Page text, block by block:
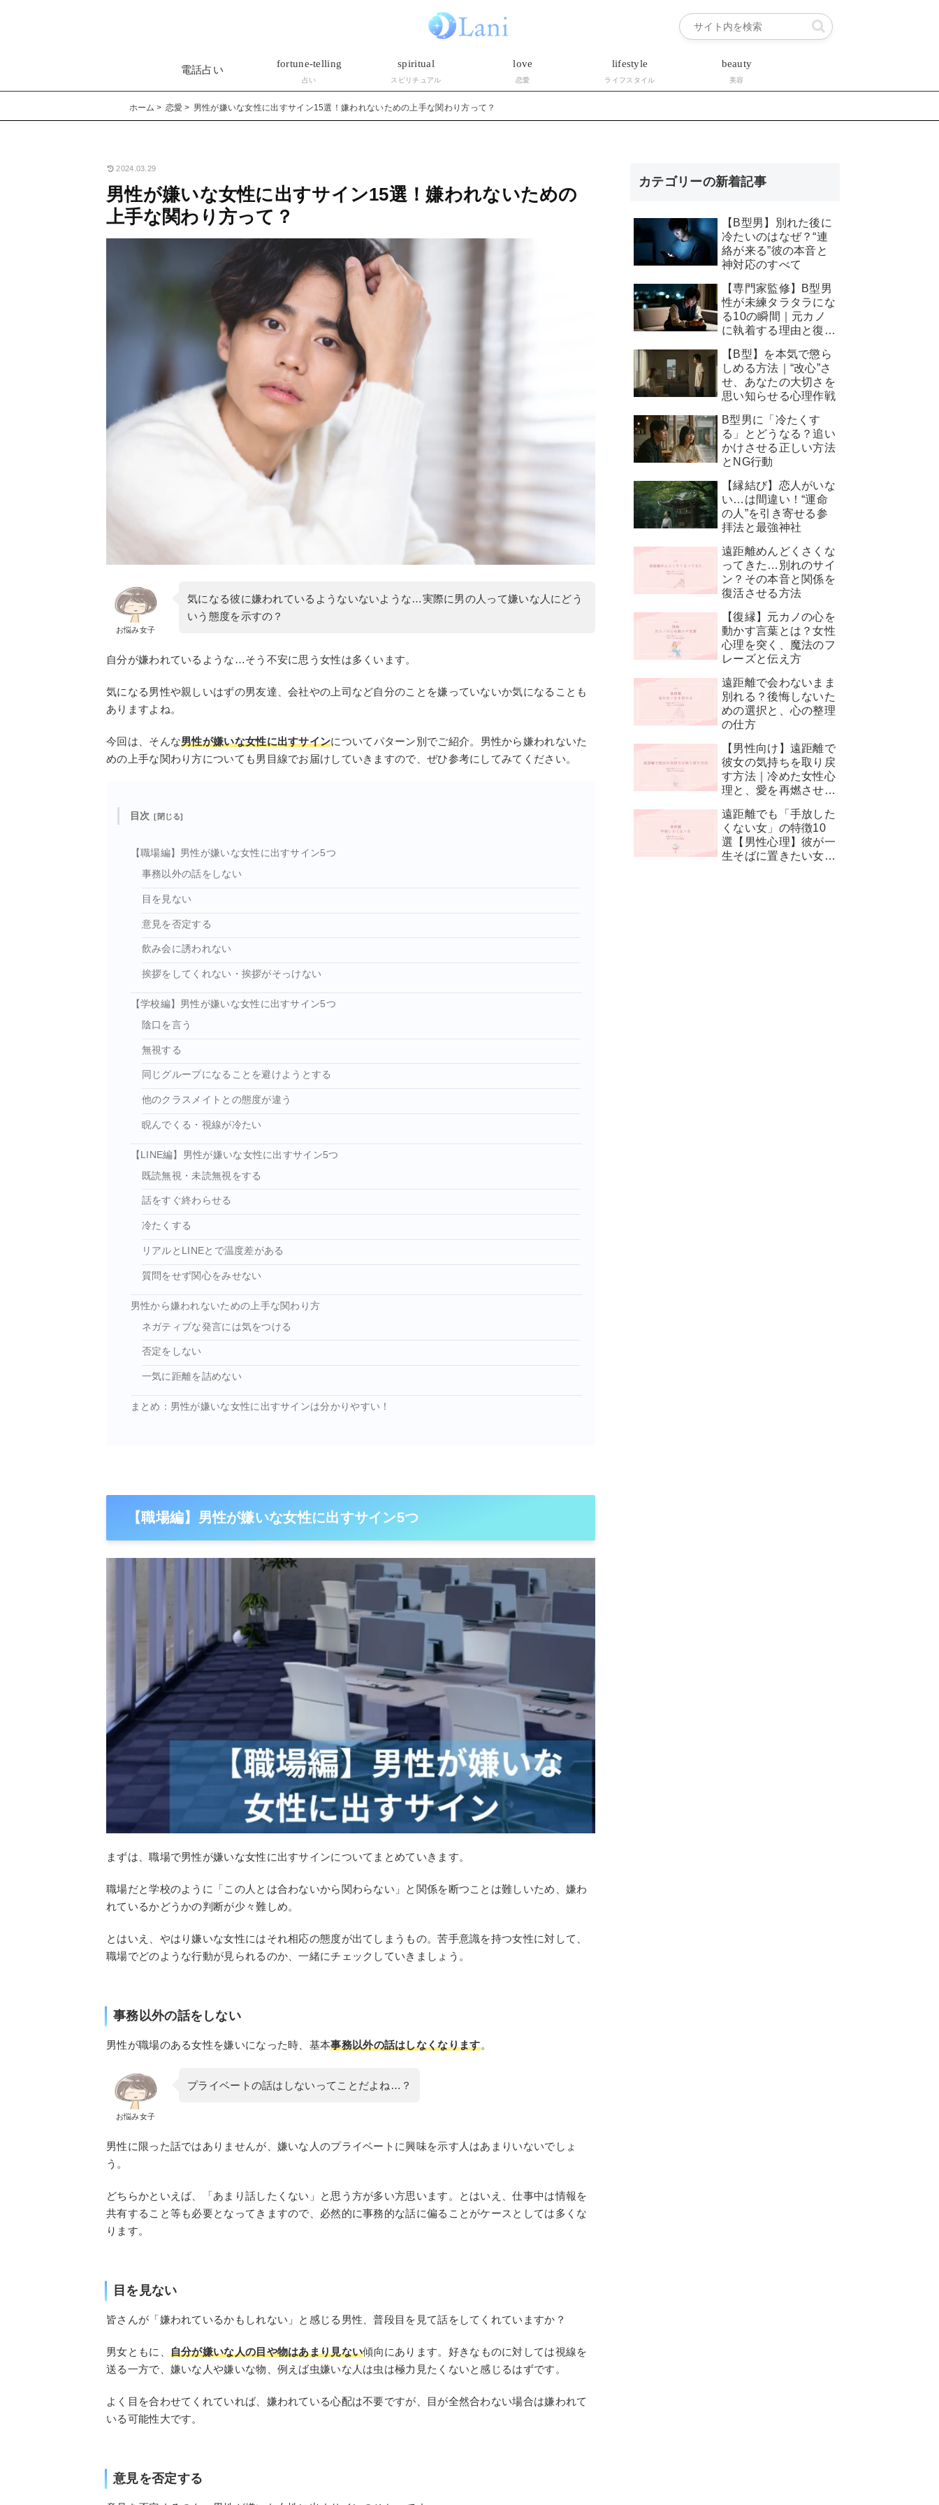
電話占い
fortune-telling
占い
spiritual
スピリチュアル
love
恋愛
lifestyle
ライフスタイル
beauty
美容
ホーム 恋愛 男性が嫌いな女性に出すサイン15選！嫌われないための上手な関わり方って？
2024.03.29
男性が嫌いな女性に出すサイン15選！嫌われないための
上手な関わり方って？
お悩み女子
気になる彼に嫌われているようないないような…実際に男の人って嫌いな人にどう
いう態度を示すの？
自分が嫌われているような…そう不安に思う女性は多くいます。
気になる男性や親しいはずの男友達、会社やの上司など自分のことを嫌っていないか気になることも
ありますよね。
今回は、そんな男性が嫌いな女性に出すサインについてパターン別でご紹介。男性から嫌われないた
めの上手な関わり方についても男目線でお届けしていきますので、ぜひ参考にしてみてください。
目次
【職場編】男性が嫌いな女性に出すサイン5つ
事務以外の話をしない
目を見ない
意見を否定する
飲み会に誘われない
挨拶をしてくれない・挨拶がそっけない
【学校編】男性が嫌いな女性に出すサイン5つ
陰口を言う
無視する
同じグループになることを避けようとする
他のクラスメイトとの態度が違う
睨んでくる・視線が冷たい
【LINE編】男性が嫌いな女性に出すサイン5つ
既読無視・未読無視をする
話をすぐ終わらせる
冷たくする
リアルとLINEとで温度差がある
質問をせず関心をみせない
男性から嫌われないための上手な関わり方
ネガティブな発言には気をつける
否定をしない
一気に距離を詰めない
まとめ：男性が嫌いな女性に出すサインは分かりやすい！
【職場編】男性が嫌いな女性に出すサイン5つ
まずは、職場で男性が嫌いな女性に出すサインについてまとめていきます。
職場だと学校のように「この人とは合わないから関わらない」と関係を断つことは難しいため、嫌わ
れているかどうかの判断が少々難しめ。
とはいえ、やはり嫌いな女性にはそれ相応の態度が出てしまうもの。苦手意識を持つ女性に対して、
職場でどのような行動が見られるのか、一緒にチェックしていきましょう。
事務以外の話をしない
男性が職場のある女性を嫌いになった時、基本事務以外の話はしなくなります。
お悩み女子
プライベートの話はしないってことだよね…？
男性に限った話ではありませんが、嫌いな人のプライベートに興味を示す人はあまりいないでしょ
う。
どちらかといえば、「あまり話したくない」と思う方が多い方思います。とはいえ、仕事中は情報を
共有すること等も必要となってきますので、必然的に事務的な話に偏ることがケースとしては多くな
ります。
目を見ない
皆さんが「嫌われているかもしれない」と感じる男性、普段目を見て話をしてくれていますか？
男女ともに、 自分が嫌いな人の目や物はあまり見ない傾向にあります。好きなものに対しては視線を
送る一方で、嫌いな人や嫌いな物、例えば虫嫌いな人は虫は極力見たくないと感じるはずです。
よく目を合わせてくれていれば、嫌われている心配は不要ですが、目が全然合わない場合は嫌われて
いる可能性大です。
意見を否定する
カテゴリーの新着記事
【B型男】別れた後に
冷たいのはなぜ？“連
絡が来る”彼の本音と
神対応のすべて
【専門家監修】B型男
性が未練タラタラにな
る10の瞬間｜元カノ
に執着する理由と復縁
【B型】を本気で懲ら
しめる方法｜“改心”さ
せ、あなたの大切さを
思い知らせる心理作戦
B型男に「冷たくす
る」とどうなる？追い
かけさせる正しい方法
とNG行動
【縁結び】恋人がいな
い…は間違い！“運命
の人”を引き寄せる参
拝法と最強神社
遠距離めんどくさくな
ってきた…別れのサイ
ン？その本音と関係を
復活させる方法
【復縁】元カノの心を
動かす言葉とは？女性
心理を突く、魔法のフ
レーズと伝え方
遠距離で会わないまま
別れる？後悔しないた
めの選択と、心の整理
の仕方
【男性向け】遠距離で
彼女の気持ちを取り戻
す方法｜冷めた女性心
理と、愛を再燃させる
遠距離でも「手放した
くない女」の特徴10
選【男性心理】彼が一
生そばに置きたい女性